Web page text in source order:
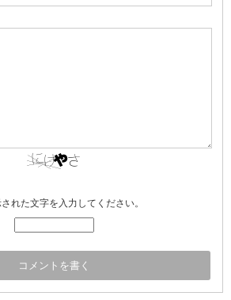
れた文字を入力してください。